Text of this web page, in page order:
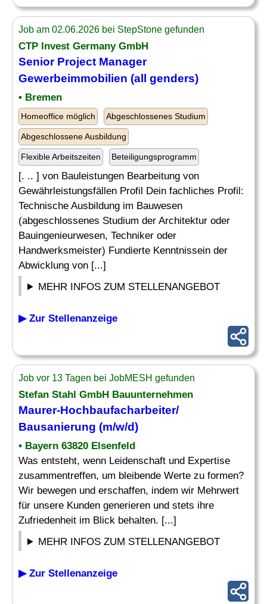
Job am 02.06.2026 bei StepStone gefunden
CTP Invest Germany GmbH
Senior Project Manager
Gewerbeimmobilien (all genders)
• Bremen
Homeoffice möglich Abgeschlossenes Studium
Abgeschlossene Ausbildung
Flexible Arbeitszeiten Beteiligungsprogramm
[. .. ] von Bauleistungen Bearbeitung von
Gewährleistungsfällen Profil Dein fachliches Profil:
Technische Ausbildung im Bauwesen
(abgeschlossenes Studium der Architektur oder
Bauingenieurwesen, Techniker oder
Handwerksmeister) Fundierte Kenntnissein der
Abwicklung von [...]
MEHR INFOS ZUM STELLENANGEBOT
▶ Zur Stellenanzeige
Job vor 13 Tagen bei JobMESH gefunden
Stefan Stahl GmbH Bauunternehmen
Maurer-Hochbaufacharbeiter/
Bausanierung (m/w/d)
• Bayern 63820 Elsenfeld
Was entsteht, wenn Leidenschaft und Expertise
zusammentreffen, um bleibende Werte zu formen?
Wir bewegen und erschaffen, indem wir Mehrwert
für unsere Kunden generieren und stets ihre
Zufriedenheit im Blick behalten. [...]
MEHR INFOS ZUM STELLENANGEBOT
▶ Zur Stellenanzeige